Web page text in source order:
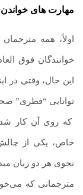
مهارت های
اولاً، همه
خوانندگان فوق
این حال، وقتی در
توانایی “فطری”
.که روی آن کار
خاص، یکی از
نحوی هر دو زبان
مترجمانی که